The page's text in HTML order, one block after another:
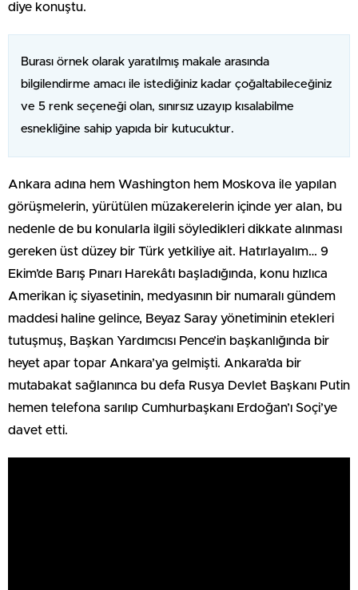
diye konuştu.
Burası örnek olarak yaratılmış makale arasında
bilgilendirme amacı ile istediğiniz kadar çoğaltabileceğiniz
ve 5 renk seçeneği olan, sınırsız uzayıp kısalabilme
esnekliğine sahip yapıda bir kutucuktur.
Ankara adına hem Washington hem Moskova ile yapılan
görüşmelerin, yürütülen müzakerelerin içinde yer alan, bu
nedenle de bu konularla ilgili söyledikleri dikkate alınması
gereken üst düzey bir Türk yetkiliye ait. Hatırlayalım… 9
Ekim’de Barış Pınarı Harekâtı başladığında, konu hızlıca
Amerikan iç siyasetinin, medyasının bir numaralı gündem
maddesi haline gelince, Beyaz Saray yönetiminin etekleri
tutuşmuş, Başkan Yardımcısı Pence’in başkanlığında bir
heyet apar topar Ankara’ya gelmişti. Ankara’da bir
mutabakat sağlanınca bu defa Rusya Devlet Başkanı Putin
hemen telefona sarılıp Cumhurbaşkanı Erdoğan’ı Soçi’ye
davet etti.